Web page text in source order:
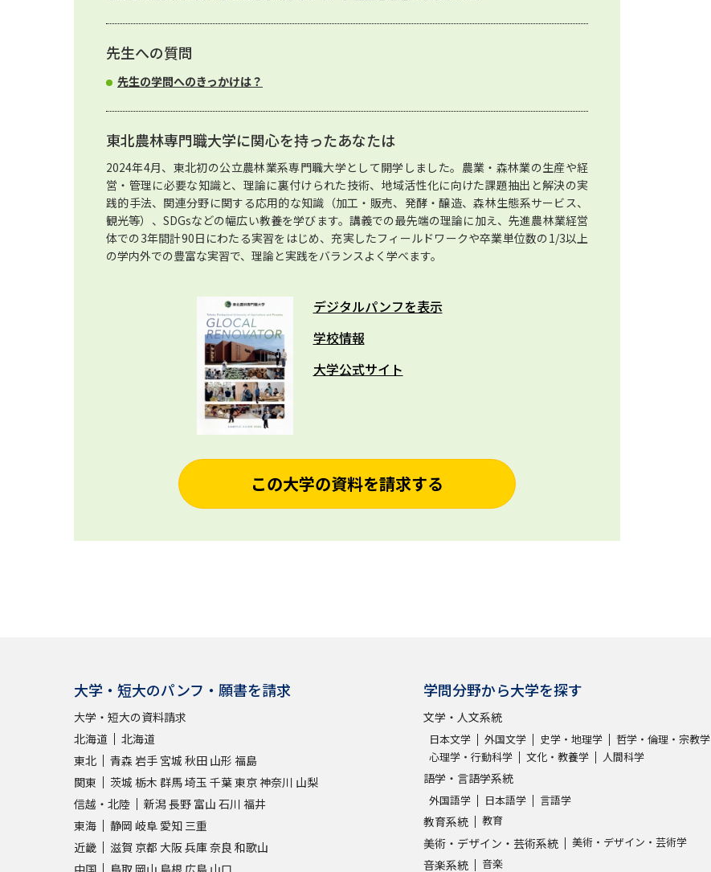
先生への質問
先生の学問へのきっかけは？
東北農林専門職大学に関心を持ったあなたは
2024年4月、東北初の公立農林業系専門職大学として開学しました。農業・森林業の生産や経
営・管理に必要な知識と、理論に裏付けられた技術、地域活性化に向けた課題抽出と解決の実
践的手法、関連分野に関する応用的な知識（加工・販売、発酵・醸造、森林生態系サービス、
観光等）、SDGsなどの幅広い教養を学びます。講義での最先端の理論に加え、先進農林業経営
体での3年間計90日にわたる実習をはじめ、充実したフィールドワークや卒業単位数の1/3以上
の学内外での豊富な実習で、理論と実践をバランスよく学べます。
デジタルパンフを表示
学校情報
大学公式サイト
この大学の資料を請求する
大学・短大のパンフ・願書を請求
大学・短大の資料請求
北海道
北海道
東北
青森 岩手 宮城 秋田 山形 福島
関東
茨城 栃木 群馬埼玉 千葉東京神奈川 山梨
信越・北陸
新潟長野 富山 石川 福井
東海
静岡 岐阜 愛知 三重
近畿
滋賀 京都 大阪兵庫奈良 和歌山
中国
鳥取 岡山 島根 広島 山口
学問分野から大学を探す
文学・人文系統
日本文学 外国文学 史学・地理学
哲学・倫理・宗教学
心理学・行動科学
文化・教養学 人間科学
語学・言語学系統
外国語学 日本語学 言語学
教育系統 教育
美術・デザイン・芸術系統 美術・デザイン・芸術学
音楽系統 音楽